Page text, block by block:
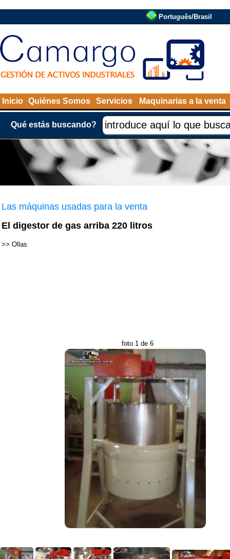
Português/Brasil
Inicio Quiénes Somos Servicios Maquinarias a la venta
Qué estás buscando?
Las máquinas usadas para la venta
El digestor de gas arriba 220 litros
>> Ollas
foto 1 de 6